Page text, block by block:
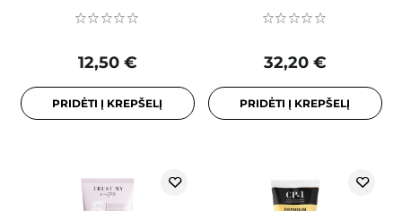
12,50 €
PRIDĖTI Į KREPŠELĮ
32,20 €
PRIDĖTI Į KREPŠELĮ